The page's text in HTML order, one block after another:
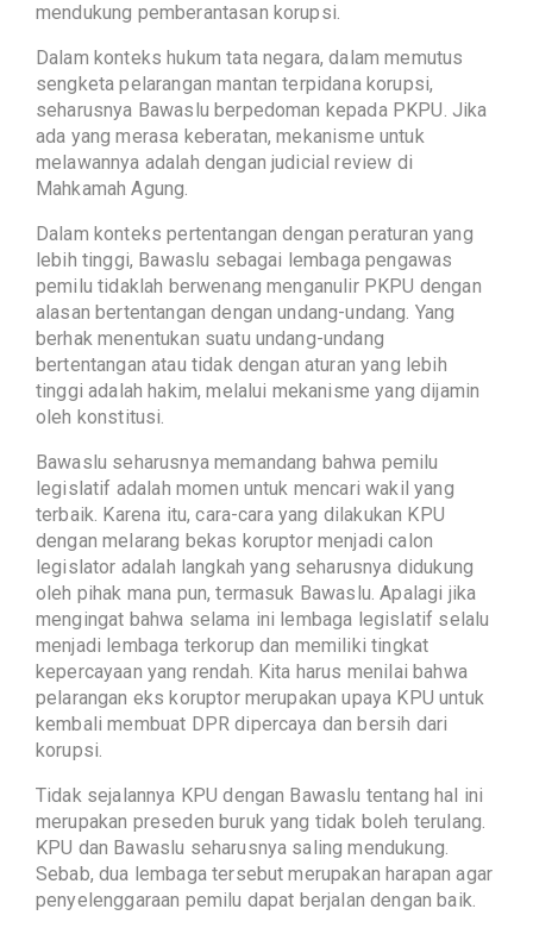
mendukung pemberantasan korupsi.
Dalam konteks hukum tata negara, dalam memutus
sengketa pelarangan mantan terpidana korupsi,
seharusnya Bawaslu berpedoman kepada PKPU. Jika
ada yang merasa keberatan, mekanisme untuk
melawannya adalah dengan judicial review di
Mahkamah Agung.
Dalam konteks pertentangan dengan peraturan yang
lebih tinggi, Bawaslu sebagai lembaga pengawas
pemilu tidaklah berwenang menganulir PKPU dengan
alasan bertentangan dengan undang-undang. Yang
berhak menentukan suatu undang-undang
bertentangan atau tidak dengan aturan yang lebih
tinggi adalah hakim, melalui mekanisme yang dijamin
oleh konstitusi.
Bawaslu seharusnya memandang bahwa pemilu
legislatif adalah momen untuk mencari wakil yang
terbaik. Karena itu, cara-cara yang dilakukan KPU
dengan melarang bekas koruptor menjadi calon
legislator adalah langkah yang seharusnya didukung
oleh pihak mana pun, termasuk Bawaslu. Apalagi jika
mengingat bahwa selama ini lembaga legislatif selalu
menjadi lembaga terkorup dan memiliki tingkat
kepercayaan yang rendah. Kita harus menilai bahwa
pelarangan eks koruptor merupakan upaya KPU untuk
kembali membuat DPR dipercaya dan bersih dari
korupsi.
Tidak sejalannya KPU dengan Bawaslu tentang hal ini
merupakan preseden buruk yang tidak boleh terulang.
KPU dan Bawaslu seharusnya saling mendukung.
Sebab, dua lembaga tersebut merupakan harapan agar
penyelenggaraan pemilu dapat berjalan dengan baik.